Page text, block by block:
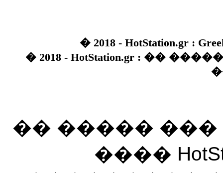
� 2018 - HotStation.gr :
� 2018 - HotStation.gr : ��
�� �����
����